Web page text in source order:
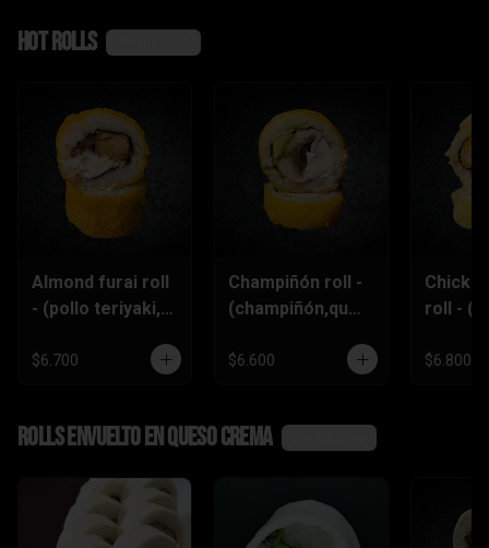
Hot rolls
Almond furai roll
- (pollo teriyaki,
crema,almendra
$6.700
Champiñón roll -
(champiñón,ques
$6.600
roll -
piñón)
$6.800
Rolls envuelto en queso crema